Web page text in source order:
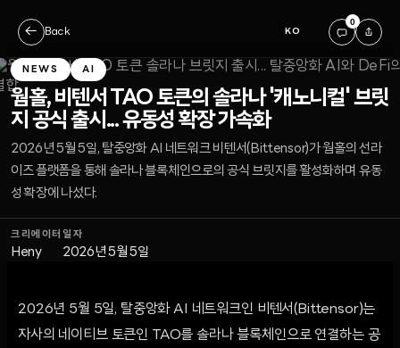
← Back KO
0
NEWS AI
웜홀, 비텐서 TAO 토큰의 솔라나 '캐노니컬' 브릿
지 공식 출시... 유동성 확장 가속화
2026년 5월 5일, 탈중앙화 AI 네트워크 비텐서(Bittensor)가 웜홀의 선라
이즈 플랫폼을 통해 솔라나 블록체인으로의 공식 브릿지를 활성화하며 유동
성 확장에 나섰다.
크리에이터
Heny
일자
2026년 5월 5일
2026년 5월 5일, 탈중앙화 AI 네트워크인 비텐서(Bittensor)는
자사의 네이티브 토큰인 TAO를 솔라나 블록체인으로 연결하는 공